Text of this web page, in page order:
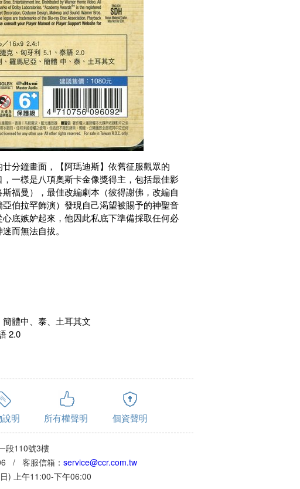
分鐘畫面，【阿瑪迪斯】依舊征服觀眾的
一樣是八項奧斯卡金像獎得主，包括最佳影
福曼），最佳改編劇本（彼得謝佛，改編自
伯拉罕飾演）發現自己渴望被賜予的神聖音
底嫉妒起來，他因此私底下準備採取任何必
而無法自拔。
體中、泰、土耳其文
2.0
明 所有權聲明 個資聲明
段110號3樓
/ 客服信箱： service@ccr.com.tw
) 上午11:00-下午06:00